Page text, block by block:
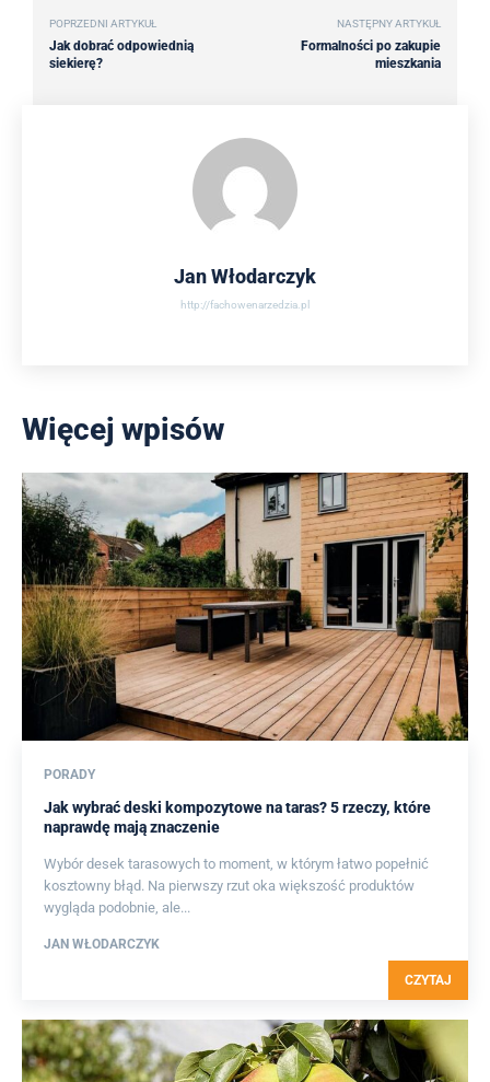
POPRZEDNI ARTYKUŁ
Jak dobrać odpowiednią
siekierę?
NASTĘPNY ARTYKUŁ
Formalności po zakupie
mieszkania
Jan Włodarczyk
http://fachowenarzedzia.pl
Więcej wpisów
PORADY
Jak wybrać deski kompozytowe na taras? 5 rzeczy, które
naprawdę mają znaczenie
Wybór desek tarasowych to moment, w którym łatwo popełnić
kosztowny błąd. Na pierwszy rzut oka większość produktów
wygląda podobnie, ale...
JAN WŁODARCZYK
CZYTAJ